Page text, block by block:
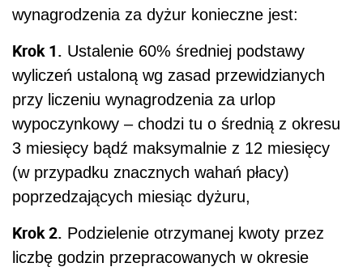
wynagrodzenia za dyżur konieczne jest:
Krok 1. Ustalenie 60% średniej podstawy
wyliczeń ustaloną wg zasad przewidzianych
przy liczeniu wynagrodzenia za urlop
wypoczynkowy – chodzi tu o średnią z okresu
3 miesięcy bądź maksymalnie z 12 miesięcy
(w przypadku znacznych wahań płacy)
poprzedzających miesiąc dyżuru,
Krok 2. Podzielenie otrzymanej kwoty przez
liczbę godzin przepracowanych w okresie